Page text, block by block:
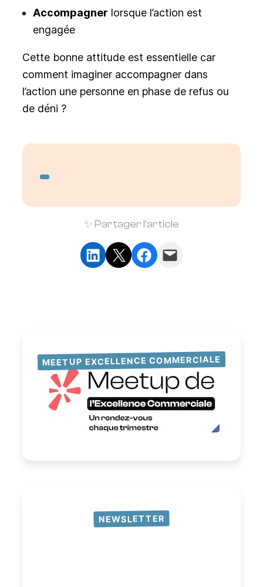
Accompagner lorsque l’action est
engagée
Cette bonne attitude est essentielle car
comment imaginer accompagner dans
l’action une personne en phase de refus ou
de déni ?
✨ Partager l’article
Partager sur LinkedIn Partager sur X Partager sur Facebook Envoyer cette page par e-mail
MEETUP EXCELLENCE COMMERCIALE
NEWSLETTER